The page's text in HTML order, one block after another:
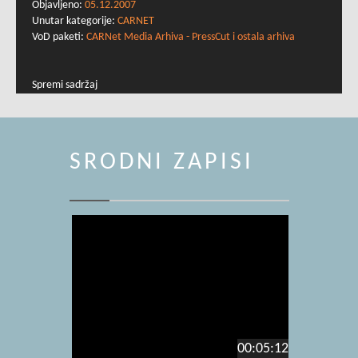
Objavljeno: 05.12.2007
Unutar kategorije: CARNET
VoD paketi: CARNet Media Arhiva - PressCut i ostala arhiva
Spremi sadržaj
SRODNI ZAPISI
00:05:12